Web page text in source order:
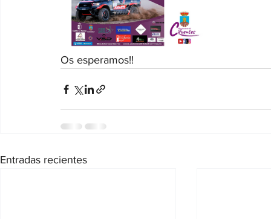
Os esperamos!!
Entradas recientes